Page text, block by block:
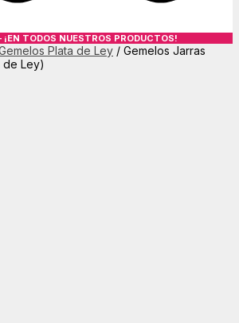
TODOS NUESTROS PRODUCTOS!
Plata de Ley / Gemelos Jarras
de Ley)